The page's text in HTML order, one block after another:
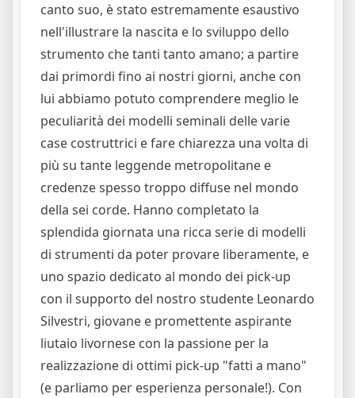
canto suo, è stato estremamente esaustivo
nell'illustrare la nascita e lo sviluppo dello
strumento che tanti tanto amano; a partire
dai primordi fino ai nostri giorni, anche con
lui abbiamo potuto comprendere meglio le
peculiarità dei modelli seminali delle varie
case costruttrici e fare chiarezza una volta di
più su tante leggende metropolitane e
credenze spesso troppo diffuse nel mondo
della sei corde. Hanno completato la
splendida giornata una ricca serie di modelli
di strumenti da poter provare liberamente, e
uno spazio dedicato al mondo dei pick-up
con il supporto del nostro studente Leonardo
Silvestri, giovane e promettente aspirante
liutaio livornese con la passione per la
realizzazione di ottimi pick-up "fatti a mano"
(e parliamo per esperienza personale!). Con